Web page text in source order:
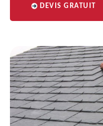
DEVIS GRATUIT